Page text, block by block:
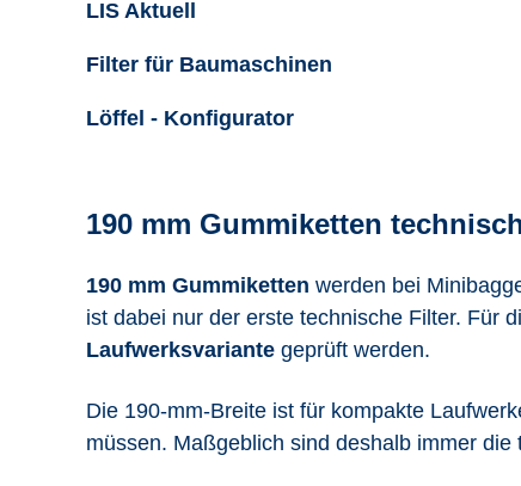
LIS Aktuell
Filter für Baumaschinen
Löffel - Konfigurator
190 mm Gummiketten
190 mm Gummiketten werden bei
ist dabei nur der erste technische Filter. Für
Laufwerksvariante geprüft werden.
Die 190-mm-Breite ist für kompakte
müssen. Maßgeblich sind deshalb immer